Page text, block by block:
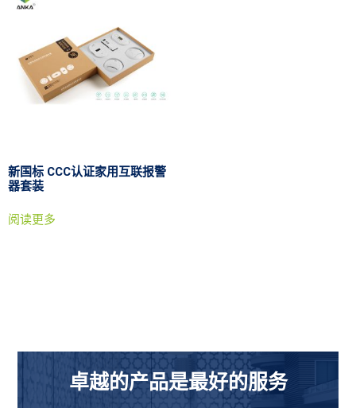
新国标 CCC认证家用互联报警
器套装
阅读更多
卓越的产品是最好的服务